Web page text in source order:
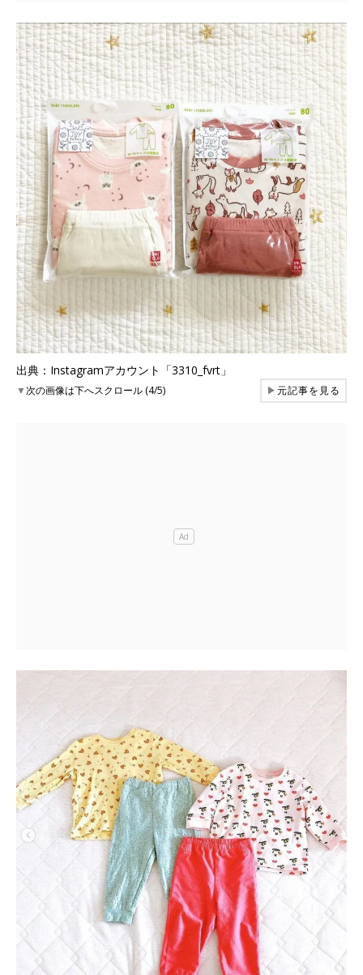
出典：Instagramアカウント「3310_fvrt」
▼次の画像は下へスクロール (4/5) ▶元記事を見る